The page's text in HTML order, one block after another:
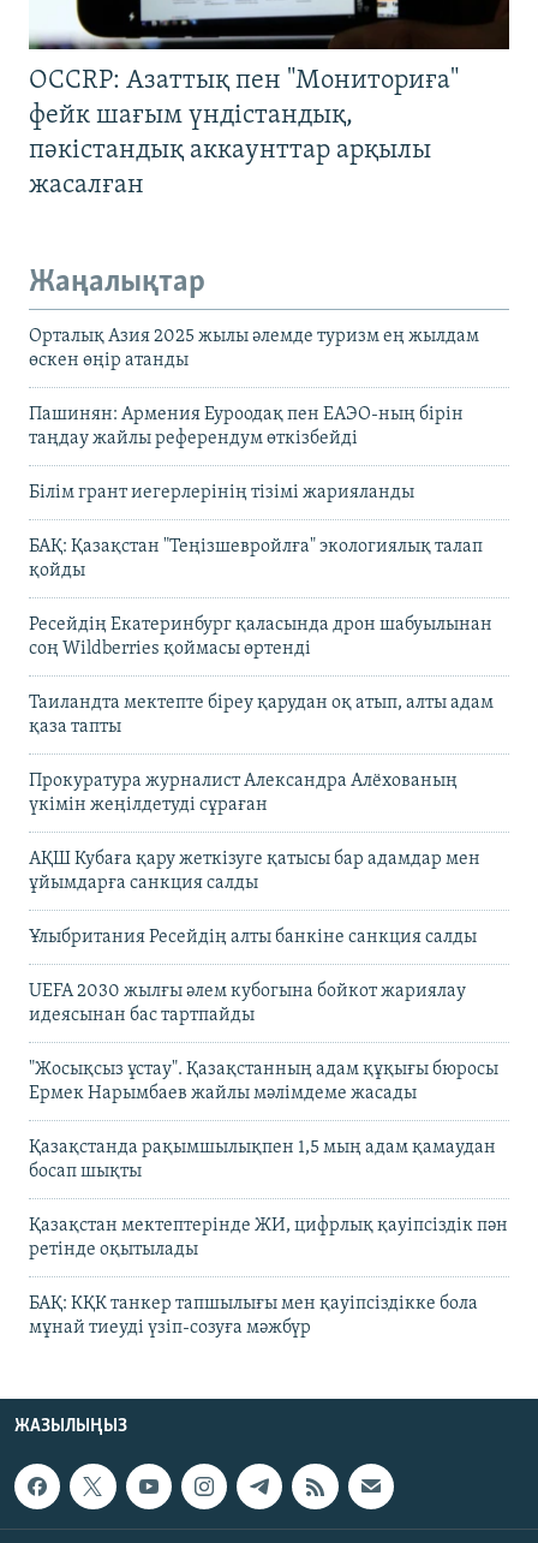
OCCRP: Азаттық пен "Мониториға"
фейк шағым үндістандық,
пәкістандық аккаунттар арқылы
жасалған
Жаңалықтар
Орталық Азия 2025 жылы әлемде туризм ең жылдам
өскен өңір атанды
Пашинян: Армения Еуроодақ пен ЕАЭО-ның бірін
таңдау жайлы референдум өткізбейді
Білім грант иегерлерінің тізімі жарияланды
БАҚ: Қазақстан "Теңізшевройлға" экологиялық талап
қойды
Ресейдің Екатеринбург қаласында дрон шабуылынан
соң Wildberries қоймасы өртенді
Таиландта мектепте біреу қарудан оқ атып, алты адам
қаза тапты
Прокуратура журналист Александра Алёхованың
үкімін жеңілдетуді сұраған
АҚШ Кубаға қару жеткізуге қатысы бар адамдар мен
ұйымдарға санкция салды
Ұлыбритания Ресейдің алты банкіне санкция салды
UEFA 2030 жылғы әлем кубогына бойкот жариялау
идеясынан бас тартпайды
"Жосықсыз ұстау". Қазақстанның адам құқығы бюросы
Ермек Нарымбаев жайлы мәлімдеме жасады
Қазақстанда рақымшылықпен 1,5 мың адам қамаудан
босап шықты
Қазақстан мектептерінде ЖИ, цифрлық қауіпсіздік пән
ретінде оқытылады
БАҚ: КҚК танкер тапшылығы мен қауіпсіздікке бола
мұнай тиеуді үзіп-созуға мәжбүр
ЖАЗЫЛЫҢЫЗ